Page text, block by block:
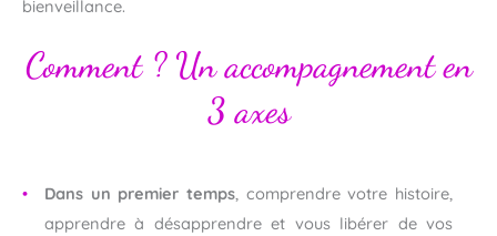
bienveillance.
Comment ? Un accompagnement en
3 axes
Dans un premier temps, comprendre votre histoire,
apprendre à désapprendre et vous libérer de vos